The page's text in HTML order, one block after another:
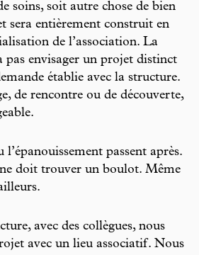
soins, soit autre chose de bien
sera entièrement construit en
de l’association. La
pas envisager un projet distinct
établie avec la structure.
de rencontre ou de découverte,
l’épanouissement passent après.
doit trouver un boulot. Même
avec des collègues, nous
avec un lieu associatif. Nous